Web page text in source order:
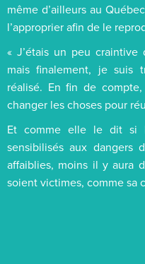
même d’ailleurs au
l’approprier afin de le
« J’étais un peu craintive
mais finalement, je suis
réalisé. En fin de
changer les choses pour
Et comme elle le dit si
sensibilisés aux dangers
affaiblies, moins il y aura
soient victimes, comme sa